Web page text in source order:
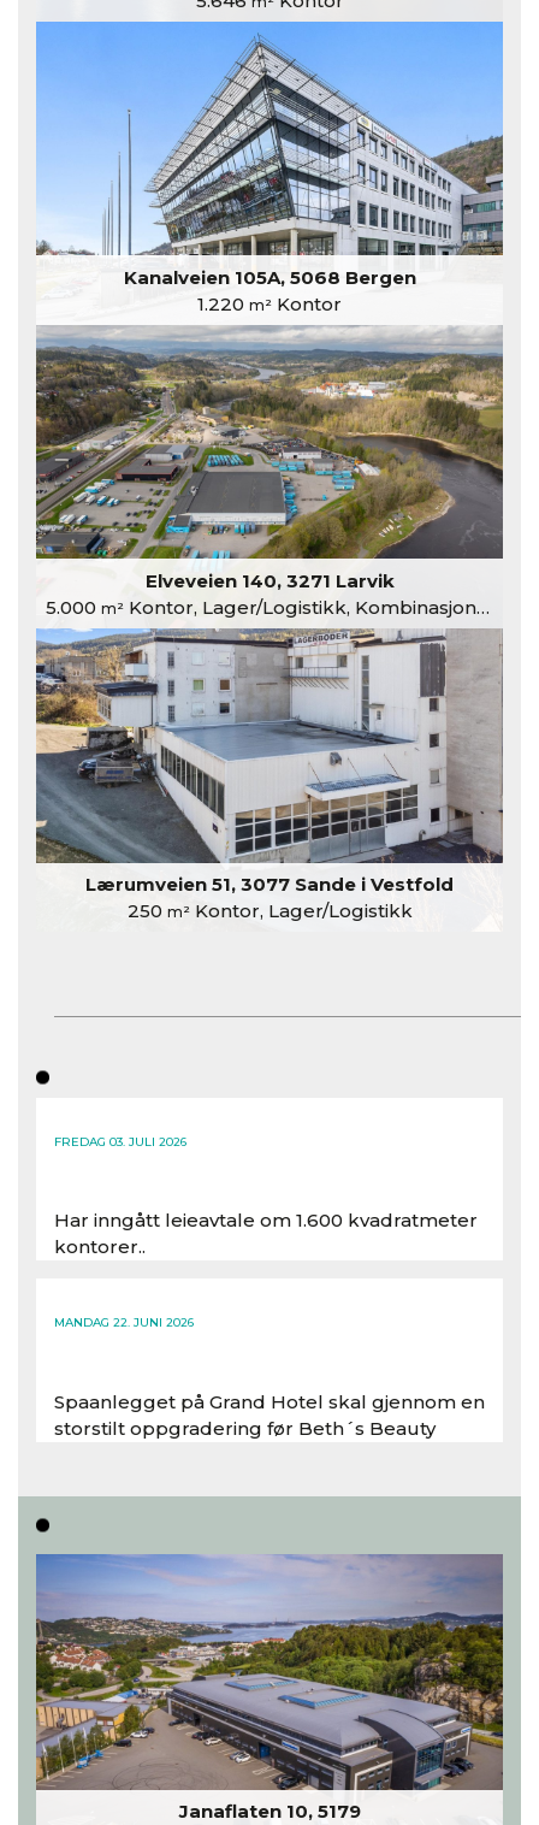
Kanalveien 105A, 5068 Bergen
1.220 m² Kontor
Elveveien 140, 3271 Larvik
5.000 m²Kontor, Lager/Logistikk, Kombinasjonslokaler
Lærumveien 51, 3077 Sande i Vestfold
250 m²Kontor, Lager/Logistikk
FREDAG 03. JULI 2026
Har inngått leieavtale om 1.600 kvadratmeter
kontorer..
MANDAG 22. JUNI 2026
Spaanlegget på Grand Hotel skal gjennom en
storstilt oppgradering før Beth´s Beauty
Les hele artikkelen
Janaflaten 10, 5179